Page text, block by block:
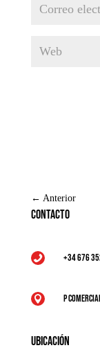
← Anterior
Contacto
 +34 676
 P
Ubicación